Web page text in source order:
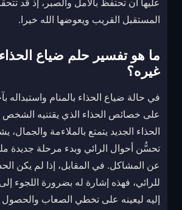
عليها أن تحتفظ بالأمل والصبر، إذ قد
المستقبل القريب ويعوضها الله خيرا.
ما هو تفسير حلم ضياع
غيره؟
في حالة ضياع الحذاء بالمنام واستبداله
على خصائص الحذاء الذي يقتنيه الشخص
الحذاء الجديد يتمتع بالملاءمة والجمال،
تحسُّن أحوال الرائي وبدء مرحلة جديدة
عن المشاكل. في المقابل، إذا لم يكن
للرائي، فهذه إشارة له بضرورة اللجوء
إليه ليعينه على تخطي الصعاب